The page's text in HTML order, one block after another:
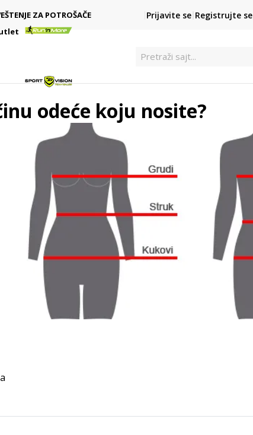
PLAĆANJE NA RATE
karticama BANCA INTESA platite na 9 rataPrijavite se Registrujte se
Pretraži sajt...
odeće koju nosite?